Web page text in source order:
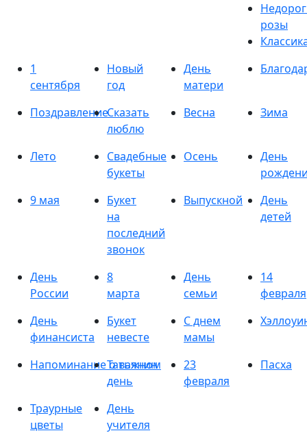
розы
1
сентября
Новый
год
День
матери
ПоздравлениеСказать
люблю
Весна Зима
Лето
Свадебные
букеты
Осень
День
9 мая
Букет
на
последний
звонок
Выпускной
День
детей
День
России
8
марта
День
семьи
14
февраля
День
финансиста
Букет
невесте
С днем
мамы
Напоминание о важном
Татьянин
день
23
февраля
Пасха
Траурные
цветы
День
учителя